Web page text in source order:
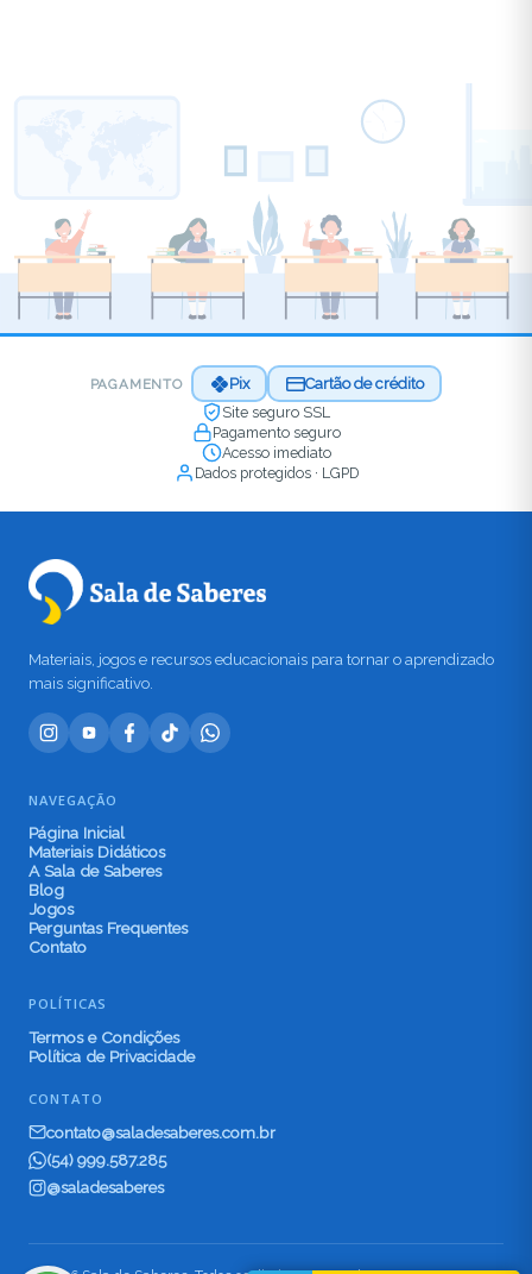
PAGAMENTO Pix
Cartão de crédito
Site seguro SSL
Pagamento seguro
Acesso imediato
Dados protegidos · LGPD
Materiais, jogos e recursos educacionais para tornar o aprendizado
mais significativo.
NAVEGAÇÃO
Página Inicial
Materiais Didáticos
A Sala de Saberes
Blog
Jogos
Perguntas Frequentes
Contato
POLÍTICAS
Termos e Condições
Política de Privacidade
CONTATO
contato@saladesaberes.com.br
(54) 999.587.285
@saladesaberes